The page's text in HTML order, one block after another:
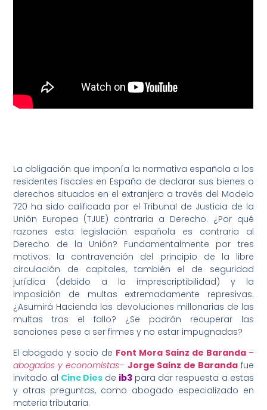
La obligación que imponía la normativa española a los
residentes fiscales en España de declarar sus bienes o
derechos situados en el extranjero a través del Modelo
720 ha sido calificada por el Tribunal de Justicia de la
Unión Europea (TJUE) contraria a Derecho. ¿Por qué
razones esta legislación española es contraria al
Derecho de la Unión? Fundamentalmente por tres
motivos: la contravención del principio de la libre
circulación de capitales, también el de seguridad
jurídica (debido a la imprescriptibilidad) y la
imposición de multas extremadamente represivas.
¿Asumirá Hacienda las devoluciones millonarias de las
multas tras el fallo? ¿Se podrán recuperar las
sanciones pese a ser firmes y no estar impugnadas?
El abogado y socio de Font Mora Sainz de Baranda –
abogados y economistas– Jorge Sainz de Barandafue
invitado al Cinc Diesde ib3 para dar respuesta a estas
y otras preguntas, como abogado especializado en
materia tributaria.